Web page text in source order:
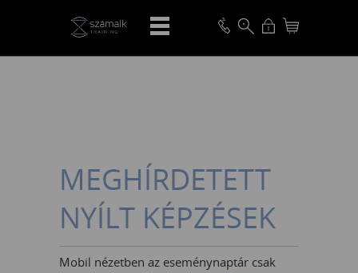
VISSZA
MEGHÍRDETETT
NYÍLT KÉPZÉSEK
Mobil nézetben az eseménynaptár csak